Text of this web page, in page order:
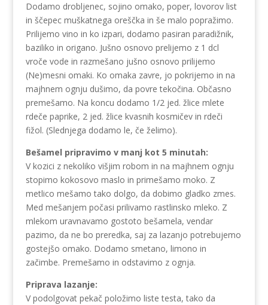
Dodamo drobljenec, sojino omako, poper, lovorov list
in ščepec muškatnega oreščka in še malo popražimo.
Prilijemo vino in ko izpari, dodamo pasiran paradižnik,
baziliko in origano. Jušno osnovo prelijemo z 1 dcl
vroče vode in razmešano jušno osnovo prilijemo
(Ne)mesni omaki. Ko omaka zavre, jo pokrijemo in na
majhnem ognju dušimo, da povre tekočina. Občasno
premešamo. Na koncu dodamo 1/2 jed. žlice mlete
rdeče paprike, 2 jed. žlice kvasnih kosmičev in rdeči
fižol. (Slednjega dodamo le, če želimo).
Bešamel pripravimo v manj kot 5 minutah:
V kozici z nekoliko višjim robom in na majhnem ognju
stopimo kokosovo maslo in primešamo moko. Z
metlico mešamo tako dolgo, da dobimo gladko zmes.
Med mešanjem počasi prilivamo rastlinsko mleko. Z
mlekom uravnavamo gostoto bešamela, vendar
pazimo, da ne bo preredka, saj za lazanjo potrebujemo
gostejšo omako. Dodamo smetano, limono in
začimbe. Premešamo in odstavimo z ognja.
Priprava lazanje:
V podolgovat pekač položimo liste testa, tako da